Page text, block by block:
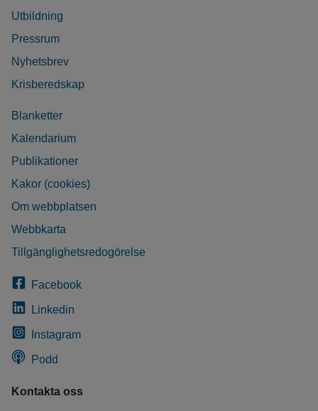
Utbildning
Pressrum
Nyhetsbrev
Krisberedskap
Blanketter
Kalendarium
Publikationer
Kakor (cookies)
Om webbplatsen
Webbkarta
Tillgänglighetsredogörelse
Facebook
Linkedin
Instagram
Podd
Kontakta oss